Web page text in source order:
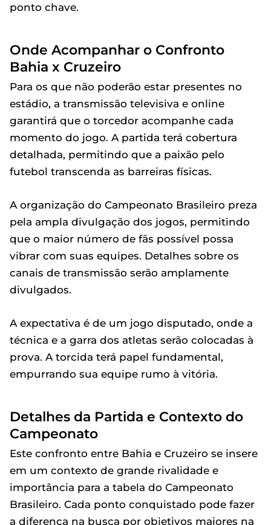
ponto chave.
Onde Acompanhar o Confronto
Bahia x Cruzeiro
Para os que não poderão estar presentes no
estádio, a transmissão televisiva e online
garantirá que o torcedor acompanhe cada
momento do jogo. A partida terá cobertura
detalhada, permitindo que a paixão pelo
futebol transcenda as barreiras físicas.
A organização do Campeonato Brasileiro preza
pela ampla divulgação dos jogos, permitindo
que o maior número de fãs possível possa
vibrar com suas equipes. Detalhes sobre os
canais de transmissão serão amplamente
divulgados.
A expectativa é de um jogo disputado, onde a
técnica e a garra dos atletas serão colocadas à
prova. A torcida terá papel fundamental,
empurrando sua equipe rumo à vitória.
Detalhes da Partida e Contexto do
Campeonato
Este confronto entre Bahia e Cruzeiro se insere
em um contexto de grande rivalidade e
importância para a tabela do Campeonato
Brasileiro. Cada ponto conquistado pode fazer
a diferença na busca por objetivos maiores na